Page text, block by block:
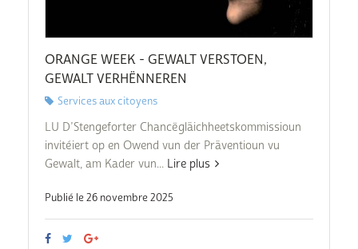
ORANGE WEEK - GEWALT VERSTOEN,
GEWALT VERHËNNEREN
Services aux citoyens
LU D’Stengeforter Chancëgläichheetskommissioun
invitéiert op en Owend vun der Präventioun vu
Gewalt, am Kader vun... Lire plus
Publié le 26 novembre 2025